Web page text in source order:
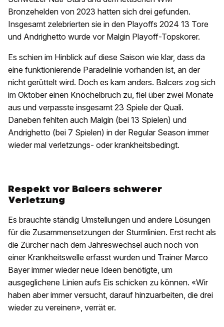
Bronzehelden von 2023 hatten sich drei gefunden.
Insgesamt zelebrierten sie in den Playoffs 2024 13 Tore
und Andrighetto wurde vor Malgin Playoff-Topskorer.
Es schien im Hinblick auf diese Saison wie klar, dass da
eine funktionierende Paradelinie vorhanden ist, an der
nicht gerüttelt wird. Doch es kam anders. Balcers zog sich
im Oktober einen Knöchelbruch zu, fiel über zwei Monate
aus und verpasste insgesamt 23 Spiele der Quali.
Daneben fehlten auch Malgin (bei 13 Spielen) und
Andrighetto (bei 7 Spielen) in der Regular Season immer
wieder mal verletzungs- oder krankheitsbedingt.
Respekt vor Balcers schwerer
Verletzung
Es brauchte ständig Umstellungen und andere Lösungen
für die Zusammensetzungen der Sturmlinien. Erst recht als
die Zürcher nach dem Jahreswechsel auch noch von
einer Krankheitswelle erfasst wurden und Trainer Marco
Bayer immer wieder neue Ideen benötigte, um
ausgeglichene Linien aufs Eis schicken zu können. «Wir
haben aber immer versucht, darauf hinzuarbeiten, die drei
wieder zu vereinen», verrät er.